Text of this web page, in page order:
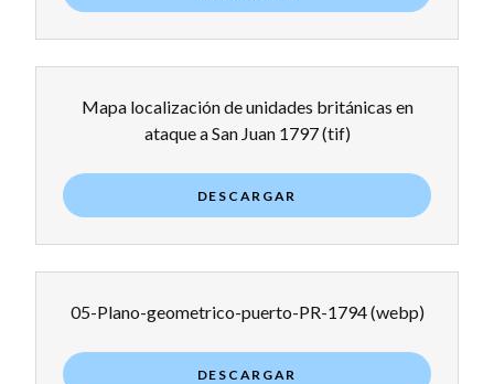
Mapa localización de unidades británicas en
ataque a San Juan 1797(tif)
DESCARGAR
05-Plano-geometrico-puerto-PR-1794(webp)
DESCARGAR